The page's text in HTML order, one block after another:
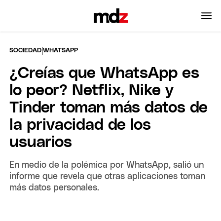
SOCIEDAD |WHATSAPP
¿Creías que WhatsApp es
lo peor? Netflix, Nike y
Tinder toman más datos de
la privacidad de los
usuarios
En medio de la polémica por WhatsApp, salió un
informe que revela que otras aplicaciones toman
más datos personales.